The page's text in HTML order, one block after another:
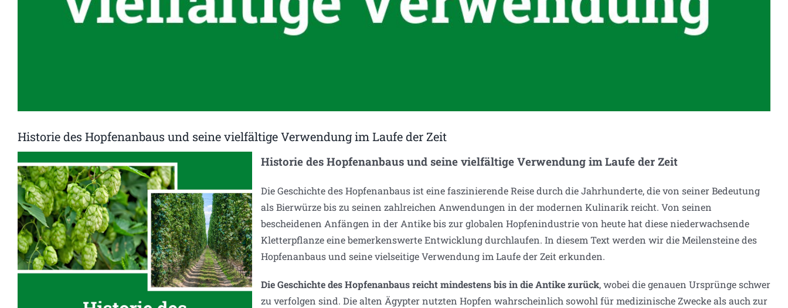
Historie des Hopfenanbaus und seine vielfältige Verwendung im Laufe der Zeit
Historie des Hopfenanbaus und seine vielfältige Verwendung im Laufe der Zeit
Die Geschichte des Hopfenanbaus ist eine faszinierende Reise durch die Jahrhunderte, die von seiner Bedeutung
als Bierwürze bis zu seinen zahlreichen Anwendungen in der modernen Kulinarik reicht. Von seinen
bescheidenen Anfängen in der Antike bis zur globalen Hopfenindustrie von heute hat diese niederwachsende
Kletterpflanze eine bemerkenswerte Entwicklung durchlaufen. In diesem Text werden wir die Meilensteine des
Hopfenanbaus und seine vielseitige Verwendung im Laufe der Zeit erkunden.
Die Geschichte des Hopfenanbaus reicht mindestens bis in die Antike zurück, wobei die genauen Ursprünge schwer
zu verfolgen sind. Die alten Ägypter nutzten Hopfen wahrscheinlich sowohl für medizinische Zwecke als auch zur